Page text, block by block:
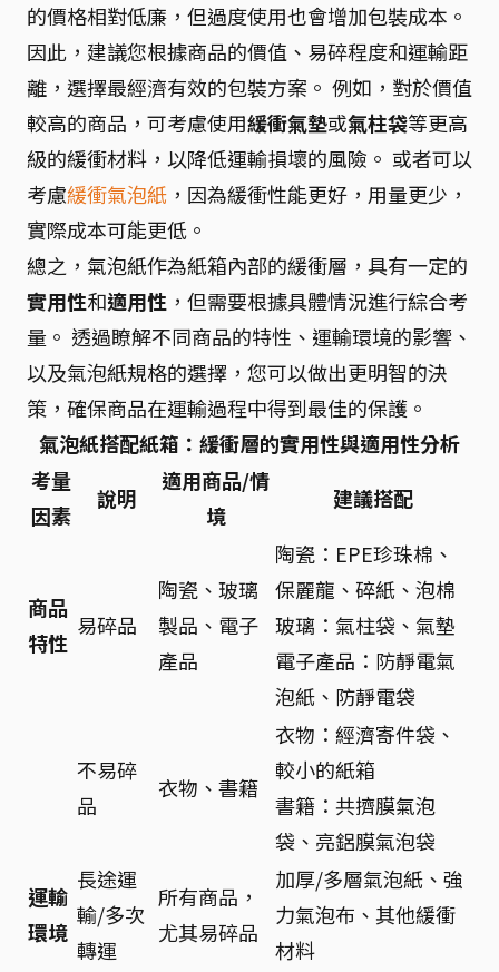
的價格相對低廉，但過度使用也會增加包裝成本。
因此，建議您根據商品的價值、易碎程度和運輸距
離，選擇最經濟有效的包裝方案。 例如，對於價值
較高的商品，可考慮使用緩衝氣墊或氣柱袋等更高
級的緩衝材料，以降低運輸損壞的風險。 或者可以
考慮緩衝氣泡紙 ，因為緩衝性能更好，用量更少，
實際成本可能更低。
總之，氣泡紙作為紙箱內部的緩衝層，具有一定的
實用性和適用性 ，但需要根據具體情況進行綜合考
量。 透過瞭解不同商品的特性、運輸環境的影響、
以及氣泡紙規格的選擇，您可以做出更明智的決
策，確保商品在運輸過程中得到最佳的保護。
氣泡紙搭配紙箱：緩衝層的實用性與適用性分析
考量
因素
說明
適用商品/情
境
建議搭配
商品
特性
易碎品
陶瓷、玻璃
製品、電子
產品
陶瓷：EPE珍珠棉、
保麗龍、碎紙、泡棉
玻璃：氣柱袋、氣墊
電子產品：防靜電氣
泡紙、防靜電袋
不易碎
品
衣物、書籍
衣物：經濟寄件袋、
較小的紙箱
書籍：共擠膜氣泡
袋、亮鋁膜氣泡袋
運輸
環境
長途運
輸/多次
轉運
所有商品，
尤其易碎品
加厚/多層氣泡紙、強
力氣泡布、其他緩衝
材料